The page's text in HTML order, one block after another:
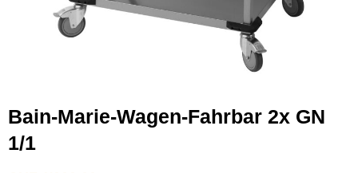
Bain-Marie-Wagen-Fahrbar 2x GN
1/1